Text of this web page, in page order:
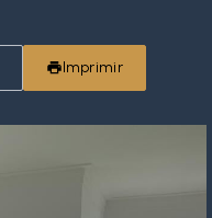
Imprimir